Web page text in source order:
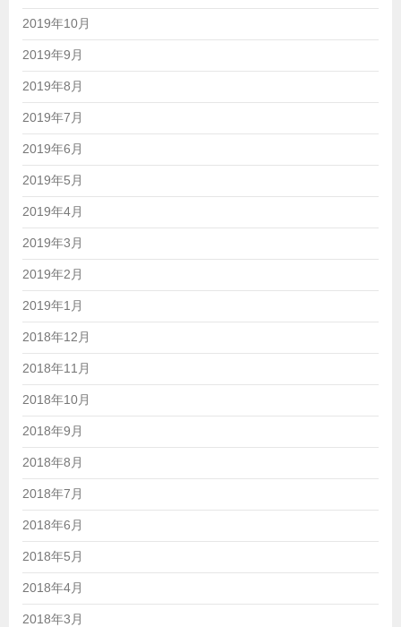
2019年10月
2019年9月
2019年8月
2019年7月
2019年6月
2019年5月
2019年4月
2019年3月
2019年2月
2019年1月
2018年12月
2018年11月
2018年10月
2018年9月
2018年8月
2018年7月
2018年6月
2018年5月
2018年4月
2018年3月